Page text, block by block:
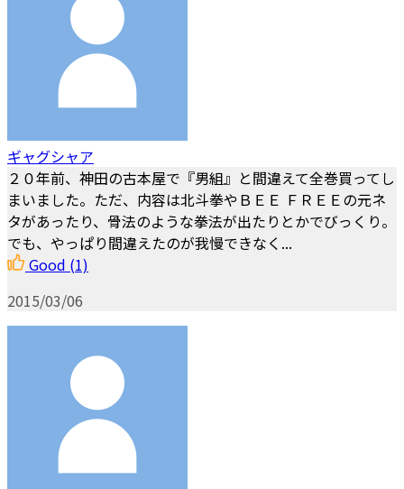
ギャグシャア
２０年前、神田の古本屋で『男組』と間違えて全巻買ってし
まいました。ただ、内容は北斗拳やＢＥＥ ＦＲＥＥの元ネ
タがあったり、骨法のような拳法が出たりとかでびっくり。
でも、やっぱり間違えたのが我慢できなく...
Good (1)
2015/03/06